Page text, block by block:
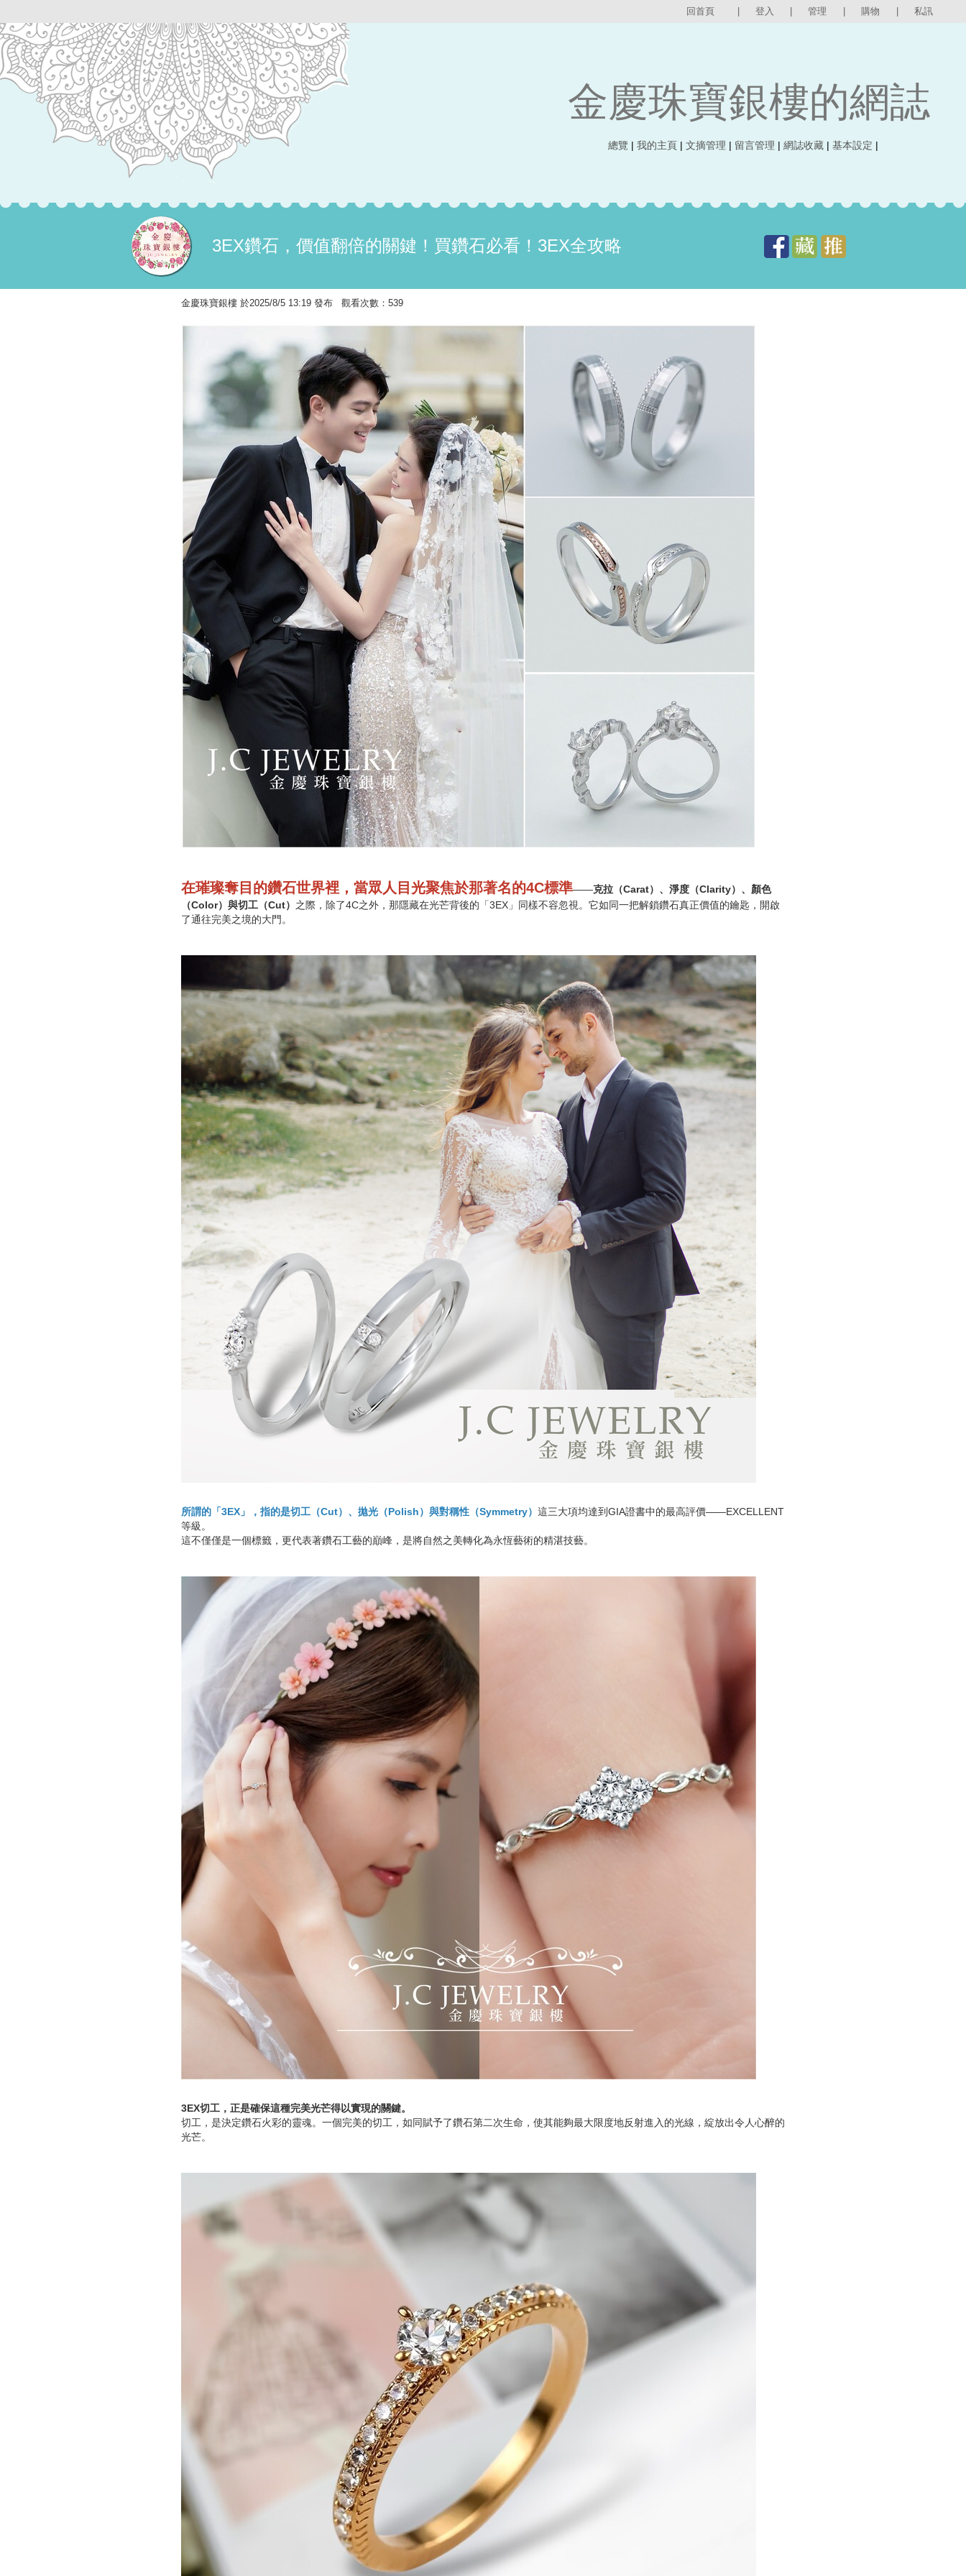
回首頁 登入 管理 購物 私訊
金慶珠寶銀樓的網誌
總覽 | 我的主頁 | 文摘管理 | 留言管理 | 網誌收藏 | 基本設定 |
3EX鑽石，價值翻倍的關鍵！買鑽石必看！3EX全攻略
金慶珠寶銀樓 於2025/8/5 13:19 發布 觀看次數：539
在璀璨奪目的鑽石世界裡，當眾人目光聚焦於那著名的4C標準——克拉（Carat）、淨度（Clarity）、顏色
（Color）與切工（Cut） 之際，除了4C之外，那隱藏在光芒背後的「3EX」同樣不容忽視。它如同一把解鎖鑽石真正價值的鑰匙，開啟
了通往完美之境的大門。
所謂的「3EX」，指的是切工（Cut）、拋光（Polish）與對稱性（Symmetry） 這三大項均達到GIA證書中的最高評價——EXCELLENT
等級。
這不僅僅是一個標籤，更代表著鑽石工藝的巔峰，是將自然之美轉化為永恆藝術的精湛技藝。
3EX切工，正是確保這種完美光芒得以實現的關鍵。
切工，是決定鑽石火彩的靈魂。一個完美的切工，如同賦予了鑽石第二次生命，使其能夠最大限度地反射進入的光線，綻放出令人心醉的
光芒。